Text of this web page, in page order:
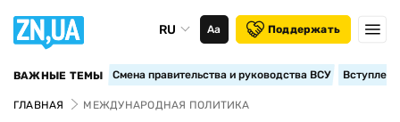
RU Аа Поддержать
ВАЖНЫЕ ТЕМЫ Смена правительства и руководства ВСУ
ГЛАВНАЯ МЕЖДУНАРОДНАЯ ПОЛИТИКА